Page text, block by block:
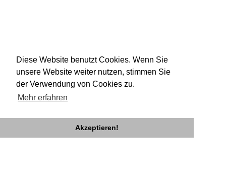
Diese Website benutzt Cookies. Wenn Sie
unsere Website weiter nutzen, stimmen Sie
der Verwendung von Cookies zu.
Mehr erfahren
Akzeptieren!